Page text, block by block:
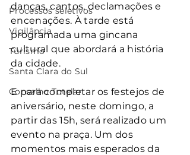
Processos seletivos
Vigilância
Turismo
Santa Clara do Sul
Conselho Tutelar
danças, cantos, declamações e
encenações. À tarde está
programada uma gincana
cultural que abordará a história
da cidade.
E para completar os festejos de
aniversário, neste domingo, a
partir das 15h, será realizado um
evento na praça. Um dos
momentos mais esperados da